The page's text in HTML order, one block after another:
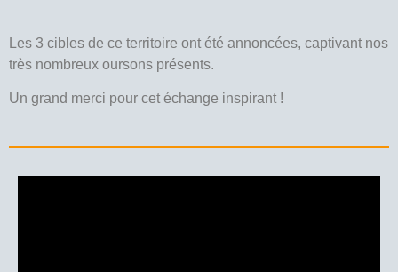
Les 3 cibles de ce territoire ont été annoncées, captivant nos
très nombreux oursons présents.
Un grand merci pour cet échange inspirant !